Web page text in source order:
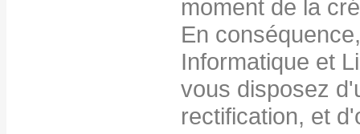
moment de la
En
Informatique et
vous disposez
rectification, et